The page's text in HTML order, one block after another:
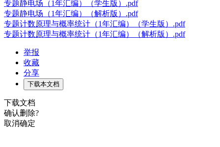
专题静电场（1年汇编）（学生版）.pdf
专题静电场（1年汇编）（解析版）.pdf
专题计数原理与概率统计（1年汇编）（学生版）.pdf
专题计数原理与概率统计（1年汇编）（解析版）.pdf
举报
收藏
分享
下载本文档
下载文档
确认删除?
取消确定